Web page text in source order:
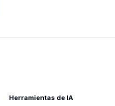
Herramientas de IA